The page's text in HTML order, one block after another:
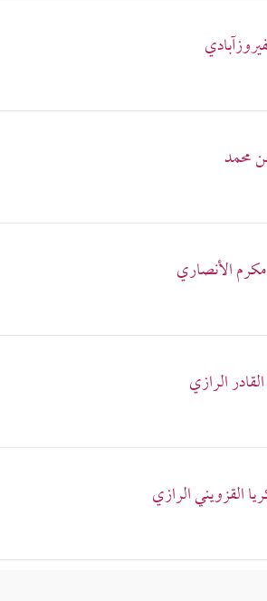
محمد
الأنصاري
الرازي
القزويني الرازي